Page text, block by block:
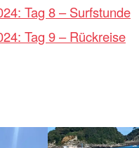
Tag 8 – Surfstunde
Tag 9 – Rückreise